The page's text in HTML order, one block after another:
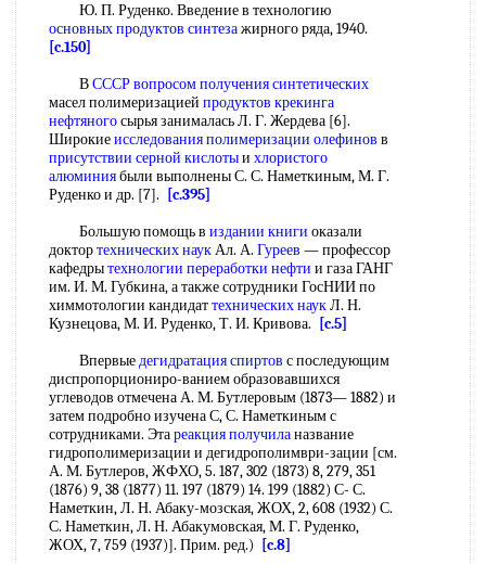
Ю. П. Руденко. Введение в технологию
основных продуктов синтезажирного ряда, 1940.
[c.150]
ВСССР вопросомполучения синтетических
масел полимеризацией продуктов крекинга
нефтяногосырья занималась Л. Г. Жердева [6].
Широкиеисследования полимеризации олефинов в
присутствии серной кислотыи хлористого
алюминиябыли выполнены С. С. Наметкиным, М. Г.
Руденко и др. [7].
[c.395]
Большую помощь в издании книги оказали
доктортехнических наукАл. А. Гуреев — профессор
кафедрытехнологии переработки нефти и газа ГАНГ
им. И. М. Губкина, а также сотрудники ГосНИИ по
химмотологии кандидаттехнических наукЛ. Н.
Кузнецова, М. И. Руденко, Т. И. Кривова.
[c.5]
Впервыедегидратация спиртов с последующим
диспропорциониро-ванием образовавшихся
углеводов отмечена А. М. Бутлеровым (1873— 1882) и
затем подробно изучена С, С. Наметкиным с
сотрудниками. Этареакция получиланазвание
гидрополимеризации и дегидрополимври-зации [см.
А. М. Бутлеров, ЖФХО, 5. 187, 302 (1873) 8, 279, 351
(1876) 9, 38 (1877) 11. 197 (1879) 14. 199 (1882) С- С.
Наметкин, Л. Н. Абаку-мозская, ЖОХ, 2, 608 (1932) С.
С. Наметкин, Л. Н. Абакумовская, М. Г. Руденко,
ЖОХ, 7, 759 (1937)]. Прим. ред.)
[c.8]